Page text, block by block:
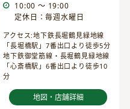
10:00 ～ 19:00
定休日：毎週水曜日
アクセス:地下鉄長堀鶴見緑地線
「長堀橋駅」7番出口より徒歩5分
地下鉄御堂筋線・長堀鶴見緑地線
「心斎橋駅」6番出口より徒歩10
分
地図・店舗詳細